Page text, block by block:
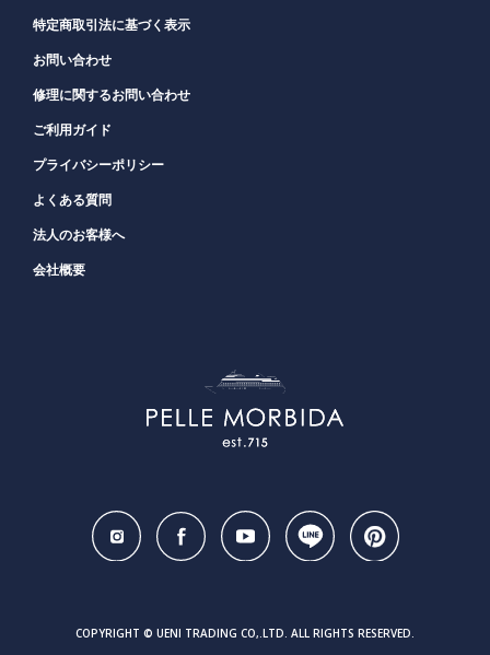
COPYRIGHT © UENI TRADING CO,.LTD. ALL RIGHTS RESERVED.
特定商取引法に基づく表示
お問い合わせ
修理に関するお問い合わせ
ご利用ガイド
プライバシーポリシー
よくある質問
法人のお客様へ
会社概要